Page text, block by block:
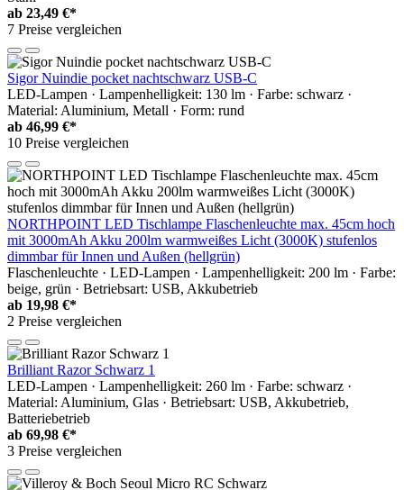
ab 23,49 €*
7 Preise vergleichen
Sigor Nuindie pocket nachtschwarz USB-C
LED-Lampen · Lampenhelligkeit: 130 lm · Farbe: schwarz ·
Material: Aluminium, Metall · Form: rund
ab 46,99 €*
10 Preise vergleichen
NORTHPOINT LED Tischlampe Flaschenleuchte max. 45cm hoch
mit 3000mAh Akku 200lm warmweißes Licht (3000K) stufenlos
dimmbar für Innen und Außen (hellgrün)
Flaschenleuchte · LED-Lampen · Lampenhelligkeit: 200 lm · Farbe:
beige, grün · Betriebsart: USB, Akkubetrieb
ab 19,98 €*
2 Preise vergleichen
Brilliant Razor Schwarz 1
LED-Lampen · Lampenhelligkeit: 260 lm · Farbe: schwarz ·
Material: Aluminium, Glas · Betriebsart: USB, Akkubetrieb,
Batteriebetrieb
ab 69,98 €*
3 Preise vergleichen